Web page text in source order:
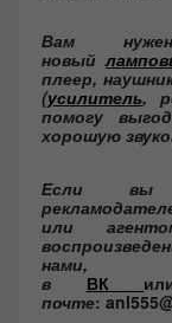
Вам
новый
плеер,
(усилитель,
помогу
хорошую
Если вы
или
нами,
в
ВК
почте: